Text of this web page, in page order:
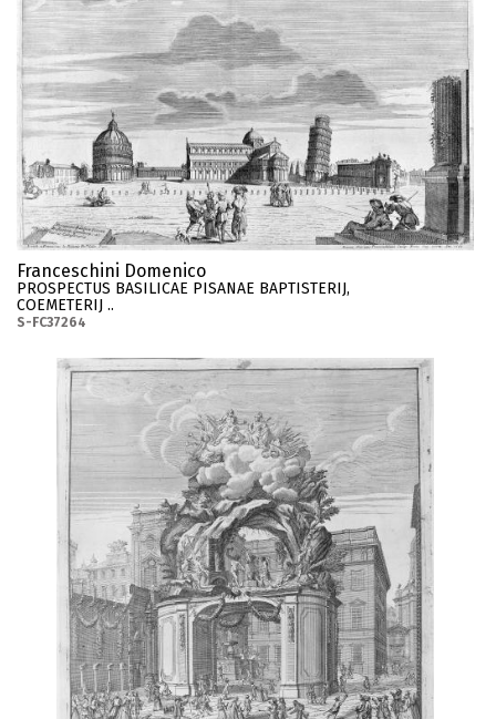
Franceschini Domenico
PROSPECTUS BASILICAE PISANAE BAPTISTERIJ,
COEMETERIJ ..
S-FC37264